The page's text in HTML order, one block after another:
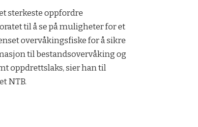
sterkeste oppfordre
til å se på muligheter for et
overvåkingsfiske for å sikre
til bestandsovervåking og
oppdrettslaks, sier han til
NTB.